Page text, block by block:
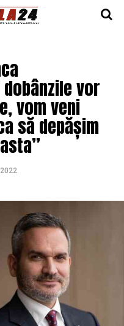
vor
vom veni
să depășim